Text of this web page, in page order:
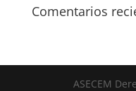
Comentarios
ASECEM